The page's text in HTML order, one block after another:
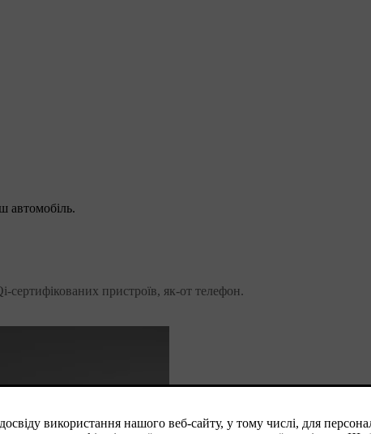
автомобіль.
сертифікованих пристроїв, як-от телефон.